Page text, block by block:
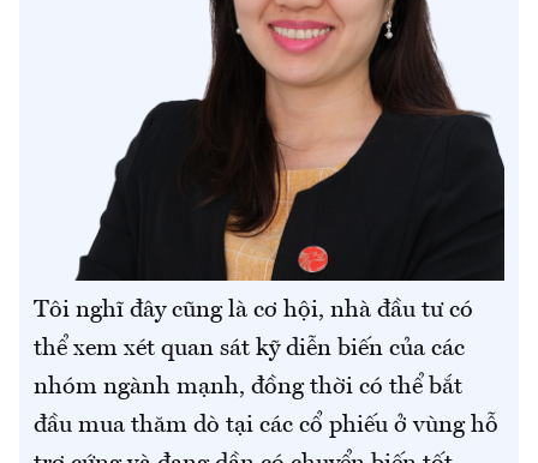
Tôi nghĩ đây cũng là cơ hội, nhà đầu tư có
thể xem xét quan sát kỹ diễn biến của các
nhóm ngành mạnh, đồng thời có thể bắt
đầu mua thăm dò tại các cổ phiếu ở vùng hỗ